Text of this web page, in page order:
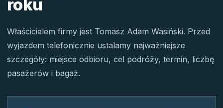
roku
Właścicielem firmy jest Tomasz Adam Wasiński. Przed
wyjazdem telefonicznie ustalamy najważniejsze
szczegóły: miejsce odbioru, cel podróży, termin, liczbę
pasażerów i bagaż.